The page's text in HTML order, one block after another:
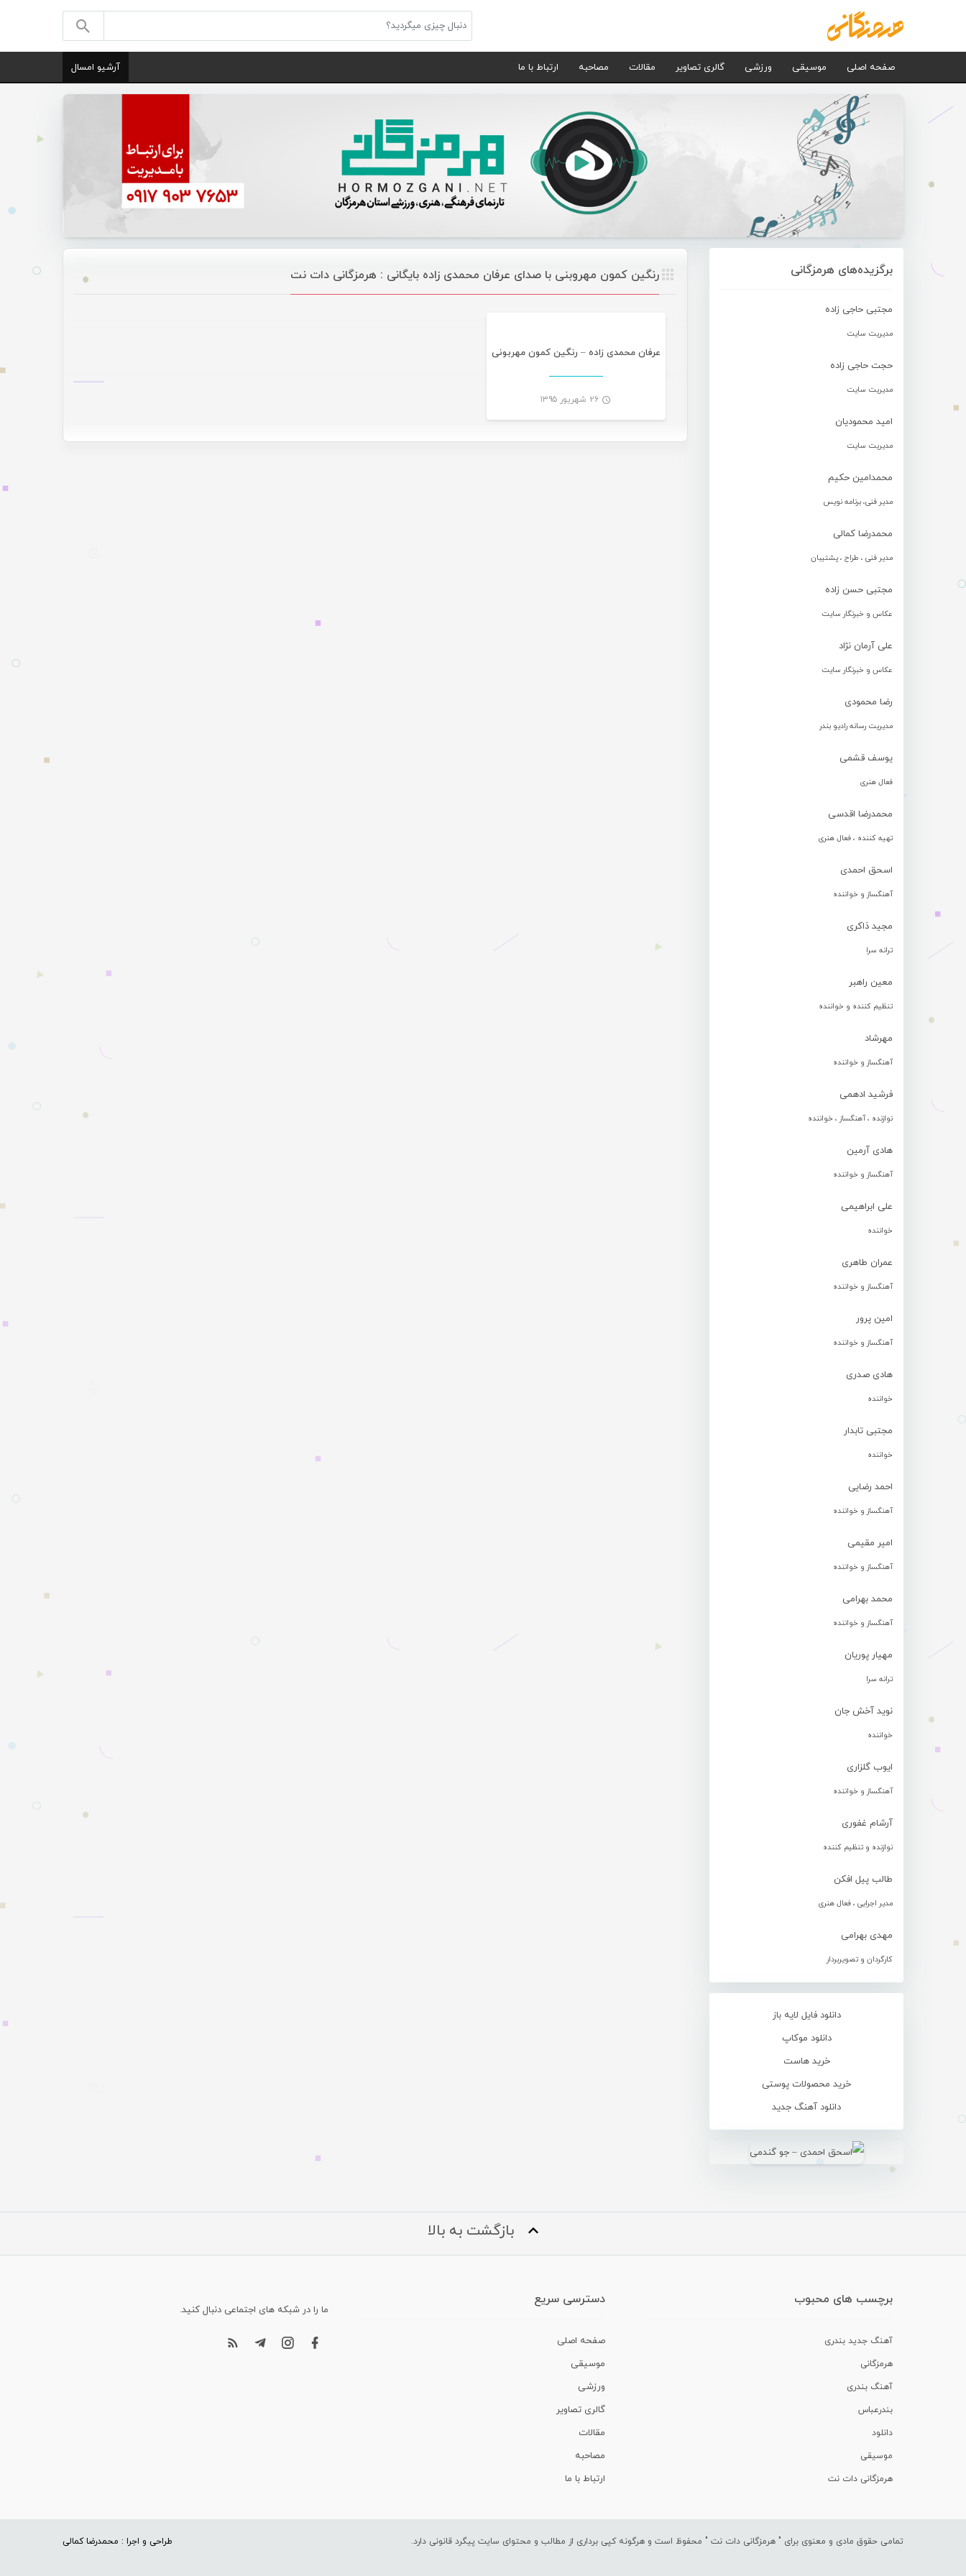
صفحه اصلی موسیقی ورزشی گالری تصاویر مقالات مصاحبه ارتباط با ما آرشیو امسال
برگزیده‌های هرمزگانی
مجتبی حاجی زاده
مدیریت سایت
حجت حاجی زاده
مدیریت سایت
امید محمودیان
مدیریت سایت
محمدامین حکیم
مدیر فنی، برنامه نویس
محمدرضا کمالی
مدیر فنی ، طراح ، پشتیبان
مجتبی حسن زاده
عکاس و خبرنگار سایت
علی آرمان نژاد
عکاس و خبرنگار سایت
رضا محمودی
مدیریت رسانه رادیو بندر
یوسف قشمی
فعال هنری
محمدرضا اقدسی
تهیه کننده ، فعال هنری
اسحق احمدی
آهنگساز و خواننده
مجید ذاکری
ترانه سرا
معین راهبر
تنظیم کننده و خواننده
مهرشاد
آهنگساز و خواننده
فرشید ادهمی
نوازنده ، آهنگساز ، خواننده
هادی آرمین
آهنگساز و خواننده
علی ابراهیمی
خواننده
عمران طاهری
آهنگساز و خواننده
امین پرور
آهنگساز و خواننده
هادی صدری
خواننده
مجتبی تابدار
خواننده
احمد رضایی
آهنگساز و خواننده
امیر مقیمی
آهنگساز و خواننده
محمد بهرامی
آهنگساز و خواننده
مهیار پوریان
ترانه سرا
نوید آخش جان
خواننده
ایوب گلزاری
آهنگساز و خواننده
آرشام غفوری
نوازنده و تنظیم کننده
طالب پیل افکن
مدیر اجرایی ، فعال هنری
مهدی بهرامی
کارگردان و تصویربردار
دانلود فایل لایه باز
دانلود موکاپ
خرید هاست
خرید محصولات پوستی
دانلود آهنگ جدید
رنگین کمون مهروبنی با صدای عرفان محمدی زاده بایگانی : هرمزگانی دات نت
عرفان محمدی زاده – رنگین کمون مهربونی
۲۶ شهریور ۱۳۹۵
بازگشت به بالا
برچسب های محبوب
آهنگ جدید بندری
هرمزگانی
آهنگ بندری
بندرعباس
دانلود
موسیقی
هرمزگانی دات نت
دسترسی سریع
صفحه اصلی
موسیقی
ورزشی
گالری تصاویر
مقالات
مصاحبه
ارتباط با ما
ما را در شبکه های اجتماعی دنبال کنید.
تمامی حقوق مادی و معنوی برای " هرمزگانی دات نت " محفوظ است و هرگونه کپی برداری از مطالب و محتوای سایت پیگرد قانونی دارد. طراحی و اجرا : محمدرضا کمالی